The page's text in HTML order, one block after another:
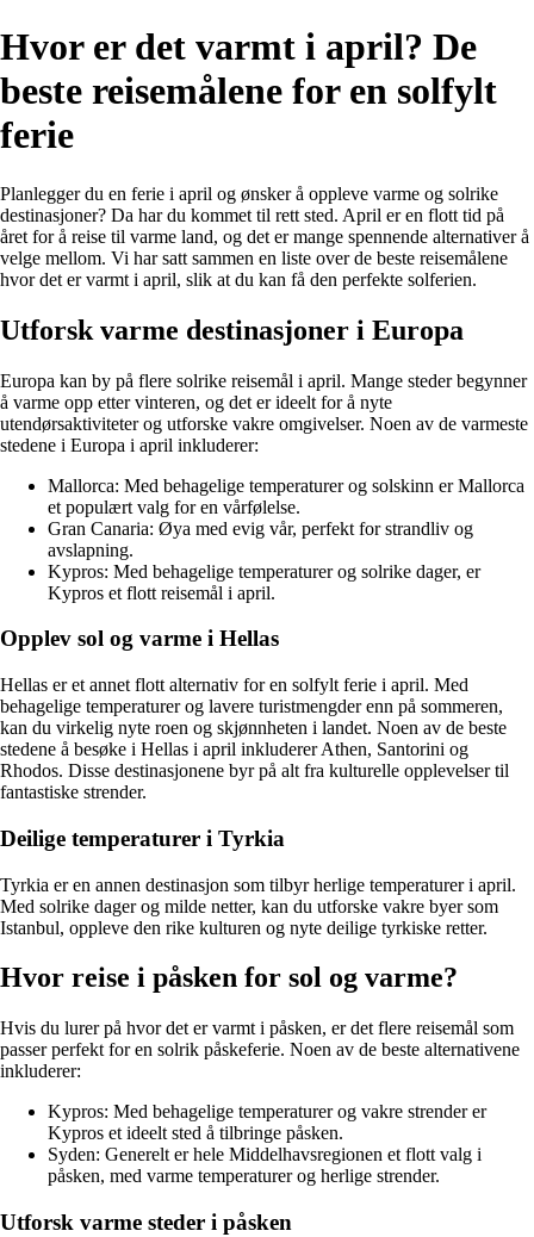
Hvor er det varmt i april? De
beste reisemålene for en solfylt
ferie
Planlegger du en ferie i april og ønsker å oppleve varme og solrike
destinasjoner? Da har du kommet til rett sted. April er en flott tid på
året for å reise til varme land, og det er mange spennende alternativer å
velge mellom. Vi har satt sammen en liste over de beste reisemålene
hvor det er varmt i april, slik at du kan få den perfekte solferien.
Utforsk varme destinasjoner i Europa
Europa kan by på flere solrike reisemål i april. Mange steder begynner
å varme opp etter vinteren, og det er ideelt for å nyte
utendørsaktiviteter og utforske vakre omgivelser. Noen av de varmeste
stedene i Europa i april inkluderer:
Mallorca: Med behagelige temperaturer og solskinn er Mallorca
et populært valg for en vårfølelse.
Gran Canaria: Øya med evig vår, perfekt for strandliv og
avslapning.
Kypros: Med behagelige temperaturer og solrike dager, er
Kypros et flott reisemål i april.
Opplev sol og varme i Hellas
Hellas er et annet flott alternativ for en solfylt ferie i april. Med
behagelige temperaturer og lavere turistmengder enn på sommeren,
kan du virkelig nyte roen og skjønnheten i landet. Noen av de beste
stedene å besøke i Hellas i april inkluderer Athen, Santorini og
Rhodos. Disse destinasjonene byr på alt fra kulturelle opplevelser til
fantastiske strender.
Deilige temperaturer i Tyrkia
Tyrkia er en annen destinasjon som tilbyr herlige temperaturer i april.
Med solrike dager og milde netter, kan du utforske vakre byer som
Istanbul, oppleve den rike kulturen og nyte deilige tyrkiske retter.
Hvor reise i påsken for sol og varme?
Hvis du lurer på hvor det er varmt i påsken, er det flere reisemål som
passer perfekt for en solrik påskeferie. Noen av de beste alternativene
inkluderer:
Kypros: Med behagelige temperaturer og vakre strender er
Kypros et ideelt sted å tilbringe påsken.
Syden: Generelt er hele Middelhavsregionen et flott valg i
påsken, med varme temperaturer og herlige strender.
Utforsk varme steder i påsken